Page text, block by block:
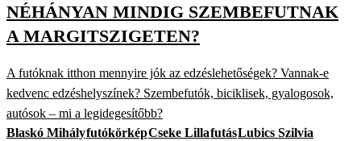
NÉHÁNYAN MINDIG SZEMBEFUTNAK
A MARGITSZIGETEN?
A futóknak itthon mennyire jók az edzéslehetőségek? Vannak-e
kedvenc edzéshelyszínek? Szembefutók, biciklisek, gyalogosok,
autósok – mi a legidegesítőbb?
Blaskó MihályfutókörképCseke LillafutásLubics Szilvia